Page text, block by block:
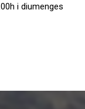
i diumenges